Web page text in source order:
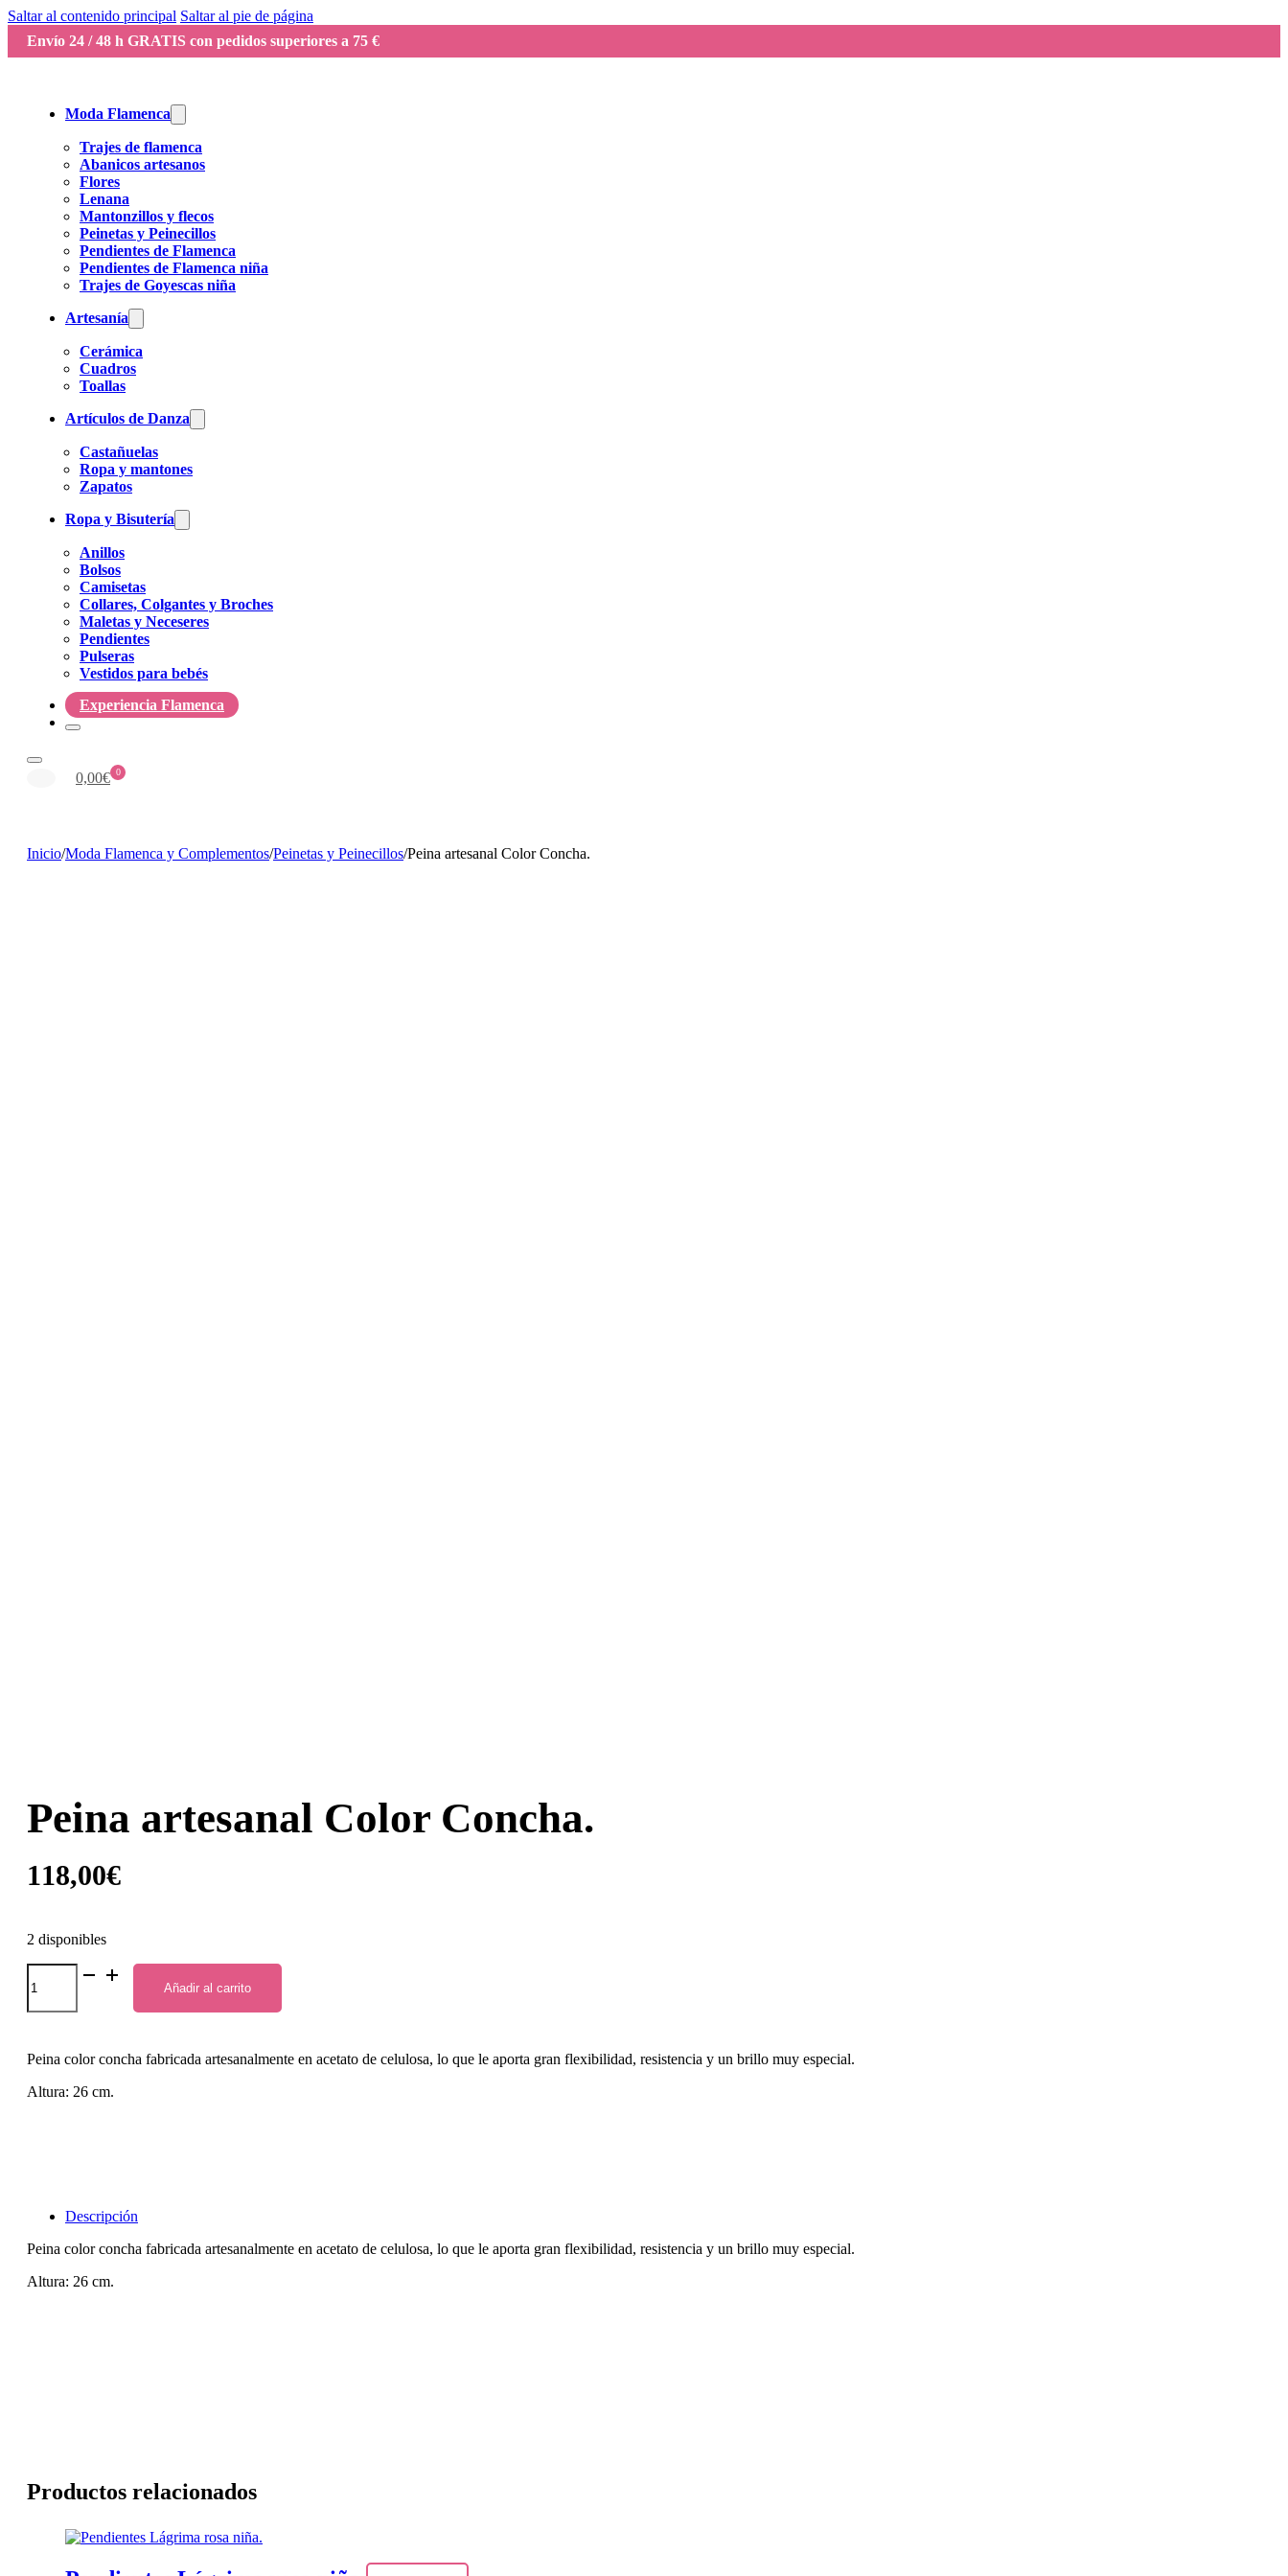
Saltar al contenido principal Saltar al pie de página
Envío 24 / 48 h GRATIS con pedidos superiores a 75 €
Moda Flamenca
Trajes de flamenca
Abanicos artesanos
Flores
Lenana
Mantonzillos y flecos
Peinetas y Peinecillos
Pendientes de Flamenca
Pendientes de Flamenca niña
Trajes de Goyescas niña
Artesanía
Cerámica
Cuadros
Toallas
Artículos de Danza
Castañuelas
Ropa y mantones
Zapatos
Ropa y Bisutería
Anillos
Bolsos
Camisetas
Collares, Colgantes y Broches
Maletas y Neceseres
Pendientes
Pulseras
Vestidos para bebés
Experiencia Flamenca
0
0,00€
Inicio/Moda Flamenca y Complementos/Peinetas y Peinecillos/Peina artesanal Color Concha.
Peina artesanal Color Concha.
118,00€
2 disponibles
Peina
artesanal
Añadir al carrito
Peina color concha fabricada artesanalmente en acetato de celulosa, lo que le aporta gran flexibilidad, resistencia y un brillo muy especial.
Altura: 26 cm.
Descripción
Peina color concha fabricada artesanalmente en acetato de celulosa, lo que le aporta gran flexibilidad, resistencia y un brillo muy especial.
Altura: 26 cm.
Productos relacionados